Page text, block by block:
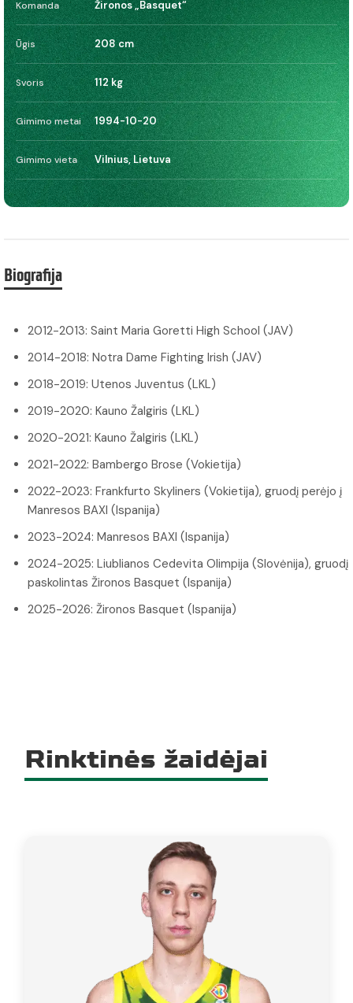
Komanda Žironos „Basquet“
Ūgis 208 cm
Svoris 112 kg
Gimimo metai 1994-10-20
Gimimo vieta Vilnius, Lietuva
Biografija
2012-2013: Saint Maria Goretti High School (JAV)
2014-2018: Notra Dame Fighting Irish (JAV)
2018-2019: Utenos Juventus (LKL)
2019-2020: Kauno Žalgiris (LKL)
2020-2021: Kauno Žalgiris (LKL)
2021-2022: Bambergo Brose (Vokietija)
2022-2023: Frankfurto Skyliners (Vokietija), gruodį perėjo į
Manresos BAXI (Ispanija)
2023-2024: Manresos BAXI (Ispanija)
2024-2025: Liublianos Cedevita Olimpija (Slovėnija), gruodį
paskolintas Žironos Basquet (Ispanija)
2025-2026: Žironos Basquet (Ispanija)
Rinktinės žaidėjai